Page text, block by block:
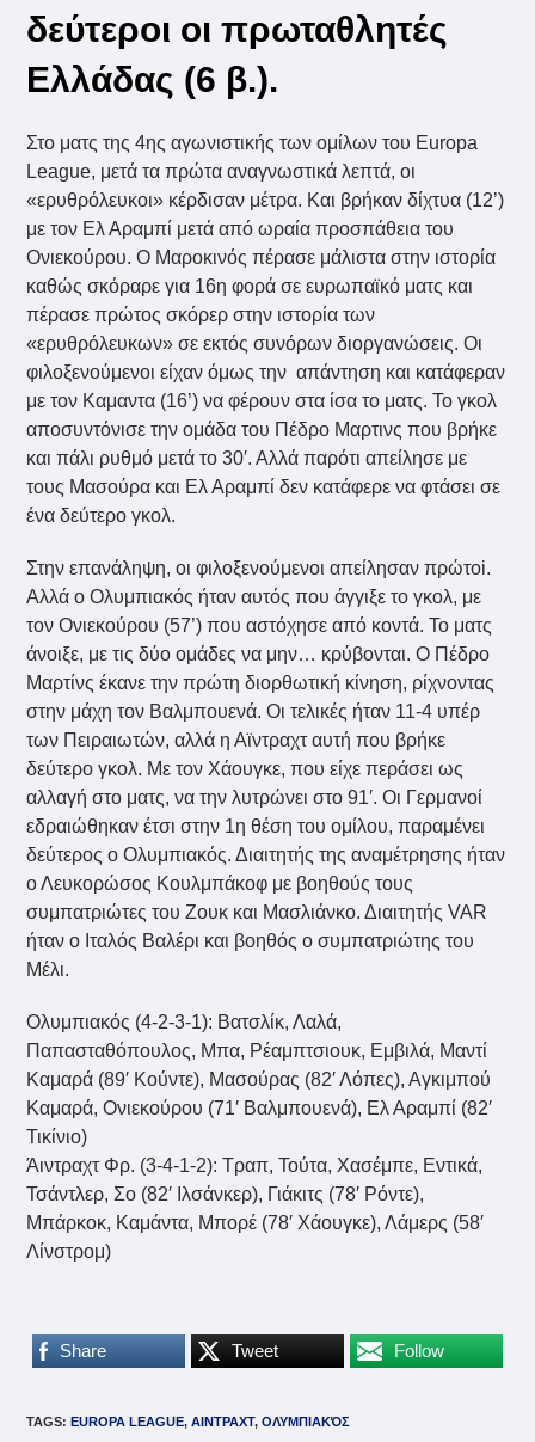
δεύτεροι οι πρωταθλητές
Ελλάδας (6 β.).
Στο ματς της 4ης αγωνιστικής των ομίλων του Europa
League, μετά τα πρώτα αναγνωστικά λεπτά, οι
«ερυθρόλευκοι» κέρδισαν μέτρα. Και βρήκαν δίχτυα (12’)
με τον Ελ Αραμπί μετά από ωραία προσπάθεια του
Ονιεκούρου. Ο Μαροκινός πέρασε μάλιστα στην ιστορία
καθώς σκόραρε για 16η φορά σε ευρωπαϊκό ματς και
πέρασε πρώτος σκόρερ στην ιστορία των
«ερυθρόλευκων» σε εκτός συνόρων διοργανώσεις. Οι
φιλοξενούμενοι είχαν όμως την απάντηση και κατάφεραν
με τον Καμαντα (16’) να φέρουν στα ίσα το ματς. Το γκολ
αποσυντόνισε την ομάδα του Πέδρο Μαρτινς που βρήκε
και πάλι ρυθμό μετά το 30′. Αλλά παρότι απείλησε με
τους Μασούρα και Ελ Αραμπί δεν κατάφερε να φτάσει σε
ένα δεύτερο γκολ.
Στην επανάληψη, οι φιλοξενούμενοι απείλησαν πρώτοi.
Aλλά ο Ολυμπιακός ήταν αυτός που άγγιξε το γκολ, με
τον Ονιεκούρου (57’) που αστόχησε από κοντά. Το ματς
άνοιξε, με τις δύο ομάδες να μην… κρύβονται. Ο Πέδρο
Μαρτίνς έκανε την πρώτη διορθωτική κίνηση, ρίχνοντας
στην μάχη τον Βαλμπουενά. Οι τελικές ήταν 11-4 υπέρ
των Πειραιωτών, αλλά η Αϊντραχτ αυτή που βρήκε
δεύτερο γκολ. Mε τον Χάουγκε, που είχε περάσει ως
αλλαγή στο ματς, να την λυτρώνει στο 91′. Οι Γερμανοί
εδραιώθηκαν έτσι στην 1η θέση του ομίλου, παραμένει
δεύτερος ο Ολυμπιακός. Διαιτητής της αναμέτρησης ήταν
ο Λευκορώσος Κουλμπάκοφ με βοηθούς τους
συμπατριώτες του Ζουκ και Μασλιάνκο. Διαιτητής VAR
ήταν ο Ιταλός Βαλέρι και βοηθός ο συμπατριώτης του
Μέλι.
Ολυμπιακός (4-2-3-1): Βατσλίκ, Λαλά,
Παπασταθόπουλος, Μπα, Ρέαμπτσιουκ, Εμβιλά, Μαντί
Καμαρά (89′ Koύντε), Μασούρας (82′ Λόπες), Αγκιμπού
Καμαρά, Ονιεκούρου (71′ Βαλμπουενά), Ελ Αραμπί (82′
Τικίνιο)
Άιντραχτ Φρ. (3-4-1-2): Τραπ, Τούτα, Χασέμπε, Εντικά,
Τσάντλερ, Σο (82′ Ιλσάνκερ), Γιάκιτς (78′ Ρόντε),
Μπάρκοκ, Καμάντα, Μπορέ (78′ Χάουγκε), Λάμερς (58′
Λίνστρομ)
Share Tweet Follow
TAGS:EUROPA LEAGUE, ΑΙΝΤΡΑΧΤ, ΟΛΥΜΠΙΑΚΌΣ